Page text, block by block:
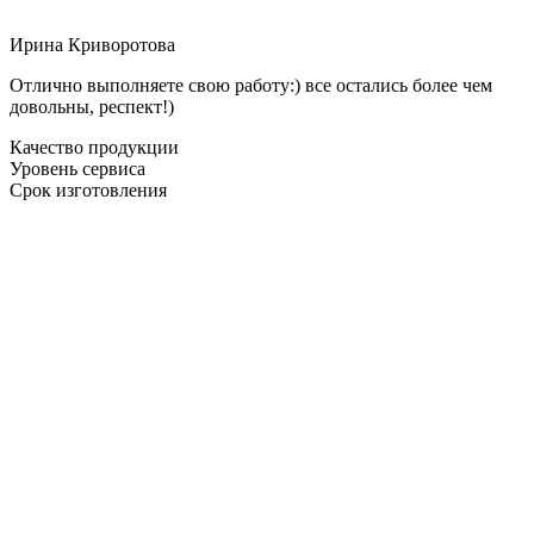
Ирина Криворотова
Отлично выполняете свою работу:) все остались более чем
довольны, респект!)
Качество продукции
Уровень сервиса
Срок изготовления